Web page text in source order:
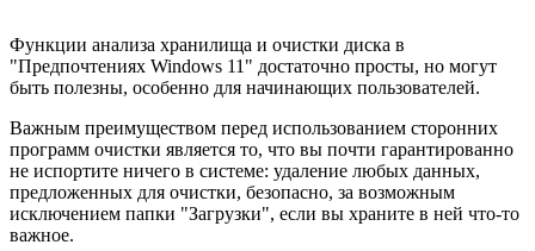
Функции анализа хранилища и очистки диска в
"Предпочтениях Windows 11" достаточно просты, но могут
быть полезны, особенно для начинающих пользователей.
Важным преимуществом перед использованием сторонних
программ очистки является то, что вы почти гарантированно
не испортите ничего в системе: удаление любых данных,
предложенных для очистки, безопасно, за возможным
исключением папки "Загрузки", если вы храните в ней что-то
важное.